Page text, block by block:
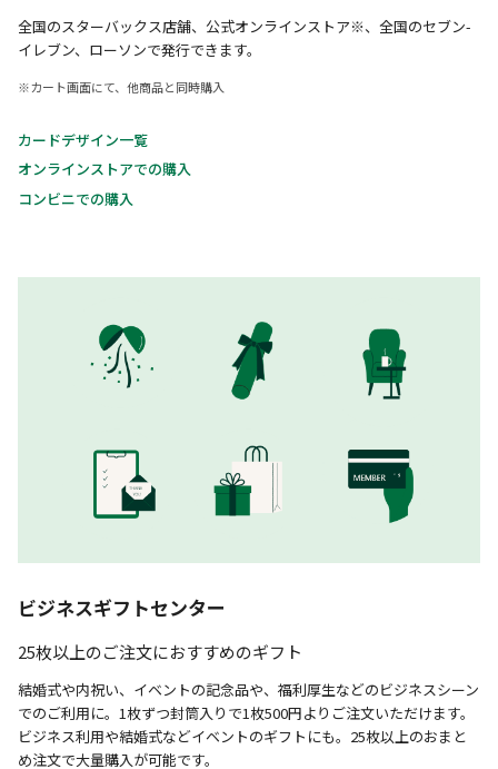
全国のスターバックス店舗、公式オンラインストア※、全国のセブン-
イレブン、ローソンで発行できます。
※カート画面にて、他商品と同時購入
カードデザイン一覧
オンラインストアでの購入
コンビニでの購入
ビジネスギフトセンター
25枚以上のご注文におすすめのギフト
結婚式や内祝い、イベントの記念品や、福利厚生などのビジネスシーン
でのご利用に。1枚ずつ封筒入りで1枚500円よりご注文いただけます。
ビジネス利用や結婚式などイベントのギフトにも。25枚以上のおまと
め注文で大量購入が可能です。